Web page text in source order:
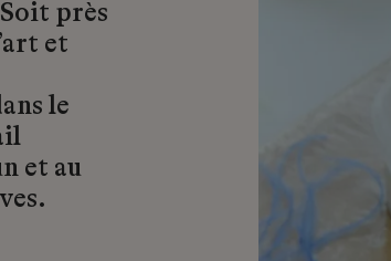
près
et
le
et au